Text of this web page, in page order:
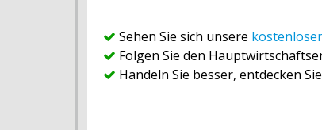
Sehen Sie sich unsere
Folgen Sie den
Handeln Sie besser, entdecken